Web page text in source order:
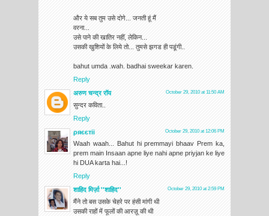
और ये सब तुम उसे दोगे... जनती हूं मैं
वरना...
उसे पाने की खातिर नहीं, लेकिन...
उसकी खुशियों के लिये तो... तुमसे झगड ही पडूंगी..
bahut umda .wah. badhai sweekar karen.
Reply
अरुण चन्द्र रॉय
October 29, 2010 at 11:50 AM
सुन्दर कविता..
Reply
ρяєєтii
October 29, 2010 at 12:06 PM
Waah waah... Bahut hi premmayi bhaav Prem ka,
prem main Insaan apne liye nahi apne priyjan ke liye
hi DUA karta hai...!
Reply
शाहिद मिर्ज़ा ''शाहिद''
October 29, 2010 at 2:59 PM
मैंने तो बस उसके चेहरे पर हंसी मांगी थी
उसकी राहों में फूलों की आरज़ू की थी